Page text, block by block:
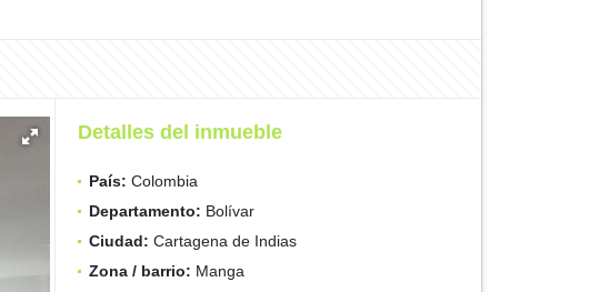
Detalles del inmueble
País: Colombia
Departamento: Bolívar
Ciudad: Cartagena de Indias
Zona / barrio: Manga